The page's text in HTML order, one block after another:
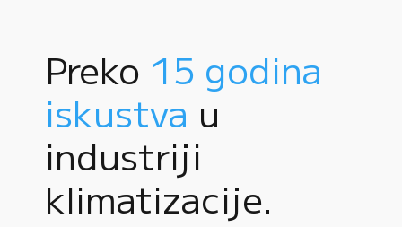
Preko 15 godina
iskustva u
industriji
klimatizacije.